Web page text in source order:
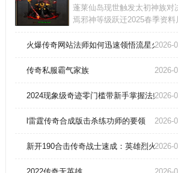
蓬莱仙岛现世触发太初神族对
焉邪神等级跃迁2025春季资料
命策与斩道刃玩家可运用暗物
于打破灵魂枷锁
火爆传奇网站法师如何迅速领悟流星火雨奥
2026-
传奇私服霸气家族 2026-
2024现象级奇迹零门槛带新手掌握法师黑龙
2026-
l雷霆传奇合成版击杀练功师的要领 2026-
新开190合击传奇战士速成：英雄烈火剑法
2026-